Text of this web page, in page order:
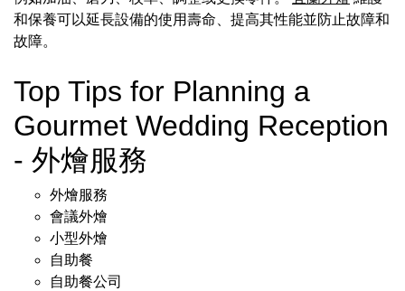
和保養可以延長設備的使用壽命、提高其性能並防止故障和
故障。
Top Tips for Planning a
Gourmet Wedding Reception
- 外燴服務
外燴服務
會議外燴
小型外燴
自助餐
自助餐公司